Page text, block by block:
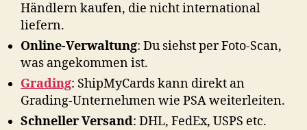
Händlern kaufen, die nicht international
liefern.
Online-Verwaltung: Du siehst per Foto-Scan,
was angekommen ist.
Grading: ShipMyCards kann direkt an
Grading-Unternehmen wie PSA weiterleiten.
Schneller Versand: DHL, FedEx, USPS etc.